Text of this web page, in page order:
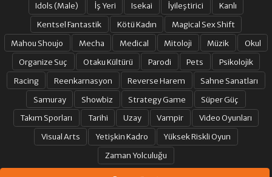
Idols (Male)
İş Yeri Isekai İyileştirici
Kanlı
Kentsel Fantastik
Kötü Kadın
Magical Sex Shift
Mahou Shoujo
Mecha Medical Mitoloji Müzik
Okul
Organize Suç
Otaku Kültürü Parodi Pets
Psikolojik
Racing
Reenkarnasyon Reverse Harem
Sahne Sanatları
Samuray
Showbiz Strategy Game
Süper Güç
Takım Sporları
Tarihi Uzay Vampir
Video Oyunları
Visual Arts
Yetişkin Kadro
Yüksek Riskli Oyun
Zaman Yolculuğu